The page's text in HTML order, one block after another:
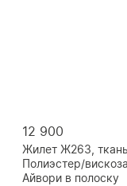
12 900
Жилет Ж263, ткань
Полиэстер/
Айвори в полоску